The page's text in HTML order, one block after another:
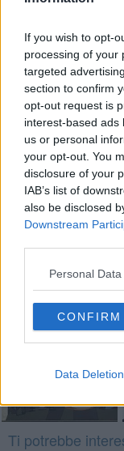
If you wish to opt-
processing of your
targeted
section to confirm
opt-out request is
interest-based ads
us or personal
your opt-out. You
disclosure of your
IAB’s list of
also be disclosed
Downstream
Personal
CONFIRM
Data Deletion
incognite se la
vana. Anche
dominante è
che sostanziava tutti
alle avanguardie
Riccardo Ferrucci
Se vuoi leggere le
Basta cliccareQUI
Fotogallery
Ti potrebbe